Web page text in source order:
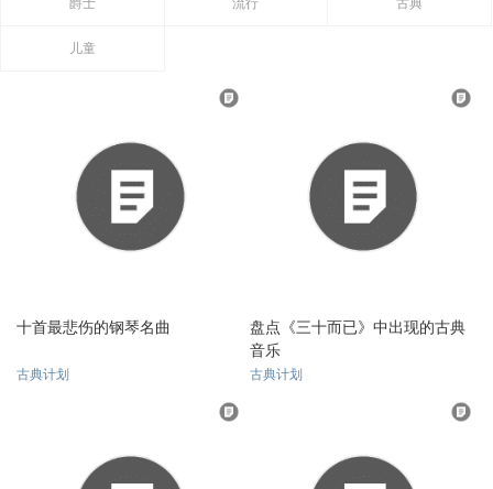
爵士 流行 古典
儿童
十首最悲伤的钢琴名曲
古典计划
盘点《三十而已》中出现的古典
音乐
古典计划